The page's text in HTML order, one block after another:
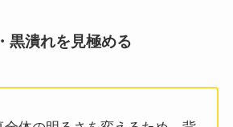
黒潰れを見極める